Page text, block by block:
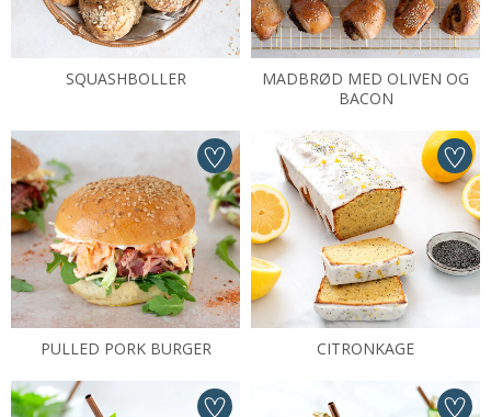
SQUASHBOLLER
MADBRØD MED OLIVEN OG
BACON
PULLED PORK BURGER CITRONKAGE